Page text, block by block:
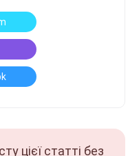
цієї статті без